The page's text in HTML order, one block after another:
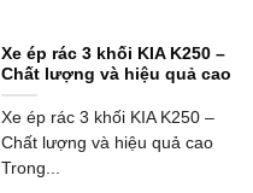
Xe ép rác 3 khối KIA K250 –
Chất lượng và hiệu quả cao
Xe ép rác 3 khối KIA K250 –
Chất lượng và hiệu quả cao
Trong...